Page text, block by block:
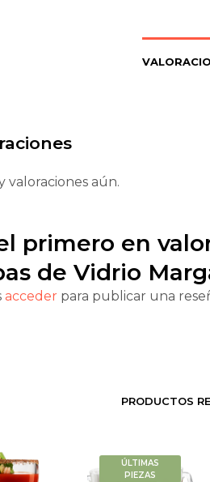
valoraciones aún.
primero en
de Vidrio
acceder para publicar una
PRODUCTOS
ÚLTIMAS
PIEZAS